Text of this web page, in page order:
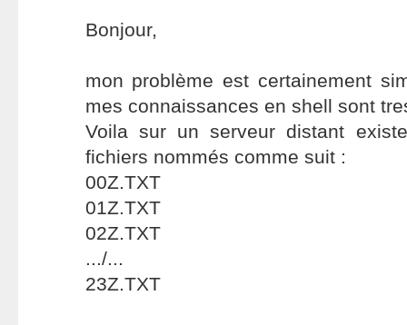
Bonjour,
mon problème est certainement
mes connaissances en shell sont
Voila sur un serveur distant
fichiers nommés comme suit :
00Z.TXT
01Z.TXT
02Z.TXT
.../...
23Z.TXT